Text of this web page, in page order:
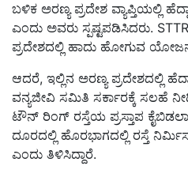
ಬಳಿಕ ಅರಣ್ಯ ಪ್ರದೇಶ ವ್ಯಾಪ್ತಿಯಲ್ಲಿ
ಎಂದು ಅವರು ಸ್ಪಷ್ಟಪಡಿಸಿದರು.
ಪ್ರದೇಶದಲ್ಲಿ ಹಾದು ಹೋಗುವ
ಆದರೆ, ಇಲ್ಲಿನ ಅರಣ್ಯ ಪ್ರದೇಶದಲ್ಲಿ
ವನ್ಯಜೀವಿ ಸಮಿತಿ ಸರ್ಕಾರಕ್ಕೆ ಸಲಹೆ
ಟೌನ್‌ ರಿಂಗ್‌ ರಸ್ತೆಯ ಪ್ರಸ್ತಾಪ
ದೂರದಲ್ಲಿ ಹೊರಭಾಗದಲ್ಲಿ ರಸ್ತೆ
ಎಂದು ತಿಳಿಸಿದ್ದಾರೆ.